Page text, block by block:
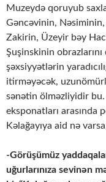
Muzeydə qoruyub
Gəncəvinin, Nəsiminin,
Zakirin, Üzeyir bəy
Şuşinskinin
şəxsiyyətlərin
itirməyəcək,
sənətin ölməzliyidir bu.
eksponatları arasında
Kəlağayıya aid nə
-Görüşümüz
uğurlarınıza sevinən